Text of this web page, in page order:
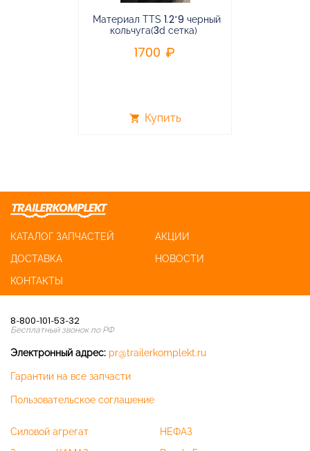
Материал TTS 1.2*9 черный
кольчуга(3d сетка)
1700
shopping_cart Купить
КАТАЛОГ ЗАПЧАСТЕЙ
АКЦИИ
ДОСТАВКА
НОВОСТИ
КОНТАКТЫ
8-800-101-53-32
Бесплатный звонок по РФ
Электронный адрес: pr@trailerkomplekt.ru
Гарантии на все запчасти
Пользовательское соглашение
Силовой агрегат
НЕФАЗ